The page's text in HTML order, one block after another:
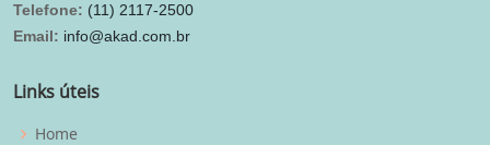
Telefone: (11) 2117-2500
Email: info@akad.com.br
Links úteis
Home